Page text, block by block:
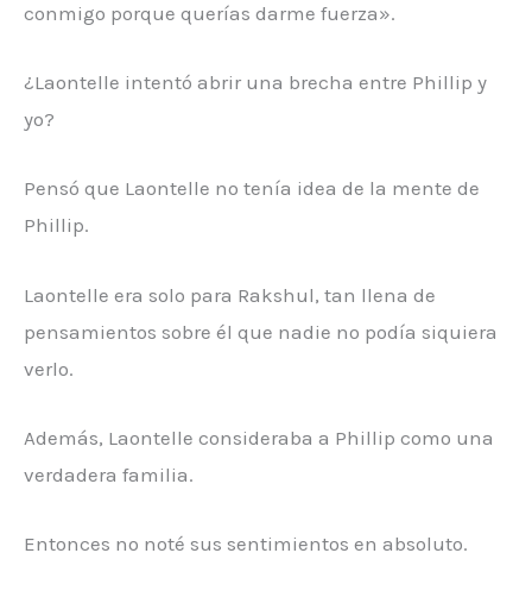
conmigo porque querías darme fuerza».
¿Laontelle intentó abrir una brecha entre Phillip y
yo?
Pensó que Laontelle no tenía idea de la mente de
Phillip.
Laontelle era solo para Rakshul, tan llena de
pensamientos sobre él que nadie no podía siquiera
verlo.
Además, Laontelle consideraba a Phillip como una
verdadera familia.
Entonces no noté sus sentimientos en absoluto.